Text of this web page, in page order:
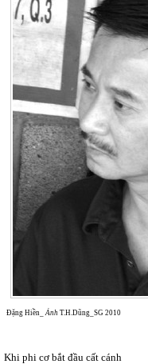
Đặng Hiền_Ảnh T.H.Dũng_SG 2010
Khi phi cơ bắt đầu cất cánh